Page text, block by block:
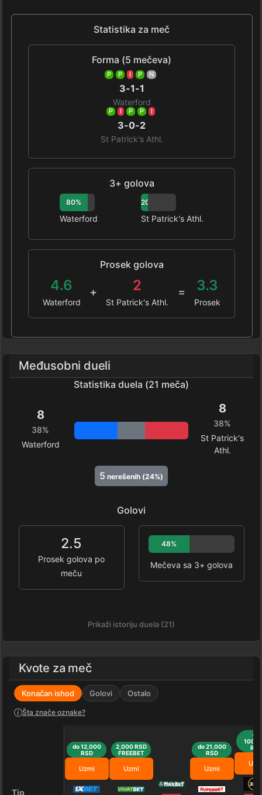
Statistika za meč
Forma (5 mečeva)
P P I P N
3-1-1
Waterford
P I P P I
3-0-2
St Patrick's Athl.
3+ golova
80%
Waterford
20%
St Patrick's Athl.
Prosek golova
4.6
Waterford
+ 2
St Patrick's Athl.
= 3.3
Prosek
Međusobni dueli
Statistika duela (21 meča)
8
38%
Waterford
8
38%
St Patrick's
Athl.
5 nerešenih (24%)
Golovi
2.5
Prosek golova po
meču
48%
Mečeva sa 3+ golova
Prikaži istoriju duela (21)
Kvote za meč
Konačan ishod Golovi Ostalo
Šta znače oznake?
Tip
do 12,000
RSD
Uzmi
2,000 RSD
FREEBET
Uzmi
do 21,000
RSD
Uzmi
do
RSD